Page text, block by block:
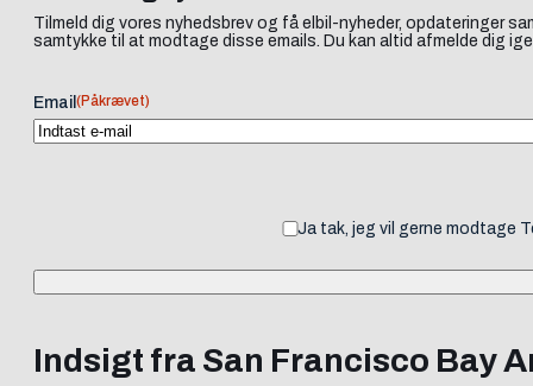
Tilmeld dig vores nyhedsbrev og få elbil-nyheder, opdateringer
samtykke til at modtage disse emails. Du kan altid afmelde dig
Email (Påkrævet)
Ja tak, jeg vil gerne modtage
Indsigt fra San Francisco Bay